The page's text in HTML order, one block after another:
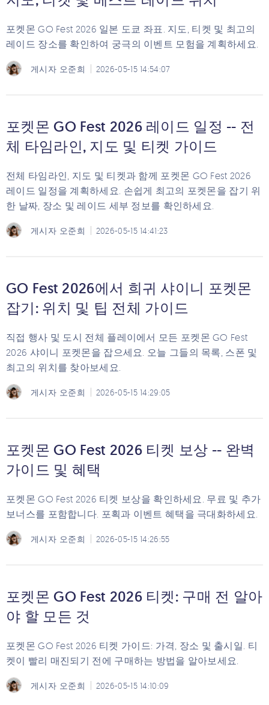
포켓몬 GO Fest 2026 일본 도쿄 좌표. 지도, 티켓 및 최고의
레이드 장소를 확인하여 궁극의 이벤트 모험을 계획하세요.
게시자 오준희 2026-05-15 14:54:07
포켓몬 GO Fest 2026 레이드 일정 -- 전
체 타임라인, 지도 및 티켓 가이드
전체 타임라인, 지도 및 티켓과 함께 포켓몬 GO Fest 2026
레이드 일정을 계획하세요. 손쉽게 최고의 포켓몬을 잡기 위
한 날짜, 장소 및 레이드 세부 정보를 확인하세요.
게시자 오준희 2026-05-15 14:41:23
GO Fest 2026에서 희귀 샤이니 포켓몬
잡기: 위치 및 팁 전체 가이드
직접 행사 및 도시 전체 플레이에서 모든 포켓몬 GO Fest
2026 샤이니 포켓몬을 잡으세요. 오늘 그들의 목록, 스폰 및
최고의 위치를 찾아보세요.
게시자 오준희 2026-05-15 14:29:05
포켓몬 GO Fest 2026 티켓 보상 -- 완벽
가이드 및 혜택
포켓몬 GO Fest 2026 티켓 보상을 확인하세요. 무료 및 추가
보너스를 포함합니다. 포획과 이벤트 혜택을 극대화하세요.
게시자 오준희 2026-05-15 14:26:55
포켓몬 GO Fest 2026 티켓: 구매 전 알아
야 할 모든 것
포켓몬 GO Fest 2026 티켓 가이드: 가격, 장소 및 출시일. 티
켓이 빨리 매진되기 전에 구매하는 방법을 알아보세요.
게시자 오준희 2026-05-15 14:10:09